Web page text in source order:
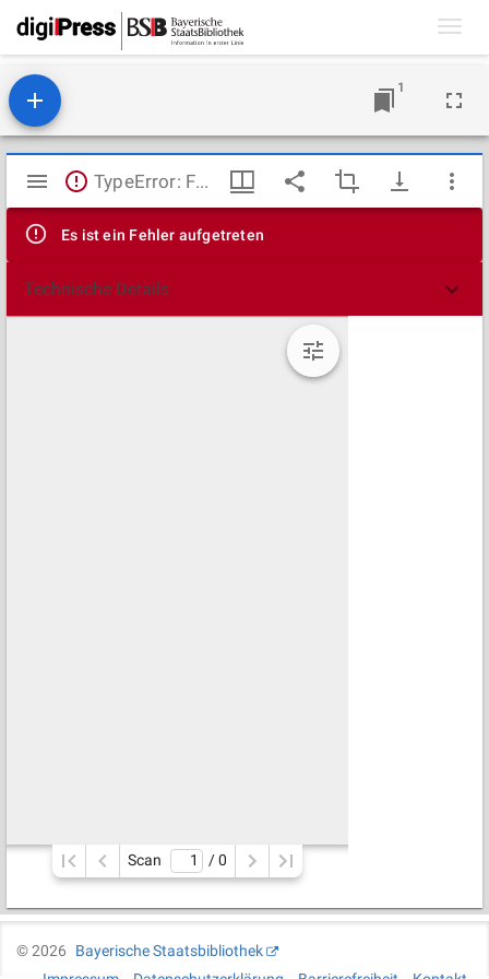
1
Mirador
Viewer
TypeError: Failed to fetch
Es ist ein Fehler aufgetreten
Technische Details
Scan / 0
©2026
Bayerische Staatsbibliothek